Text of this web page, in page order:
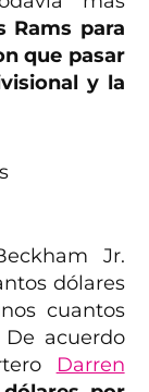
Rams para
que pasar
y la
Jr.
dólares
cuantos
acuerdo
Darren